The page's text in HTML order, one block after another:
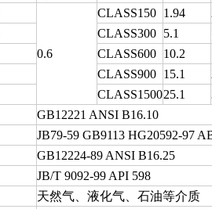
0.6
CLASS150 1.94
CLASS300 5.1
CLASS600 10.2
CLASS900 15.1
CLASS150025.1
GB12221 ANSI B16.10
JB79-59 GB9113 HG20592-97
GB12224-89 ANSI B16.25
JB/T 9092-99 API 598
天然气、液化气、石油等介质